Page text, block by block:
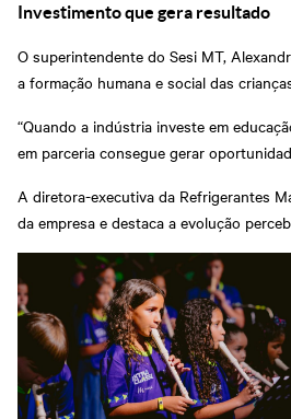
Investimento que gera resultado
O superintendente do Sesi MT,
a formação humana e social das
“Quando a indústria investe em
em parceria consegue gerar
A diretora-executiva da Refrigerantes
da empresa e destaca a evolução